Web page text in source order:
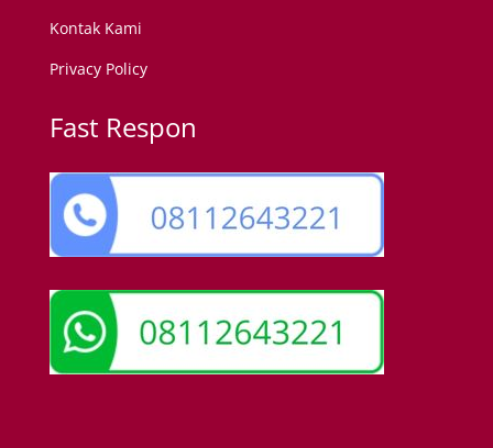
Kontak Kami
Privacy Policy
Fast Respon